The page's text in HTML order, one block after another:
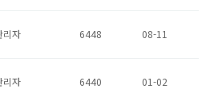
리자 6448 08-11
리자 6440 01-02